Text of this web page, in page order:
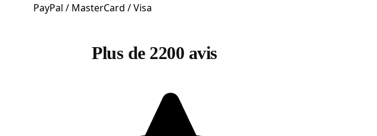
PayPal / MasterCard / Visa
Plus de 2200 avis